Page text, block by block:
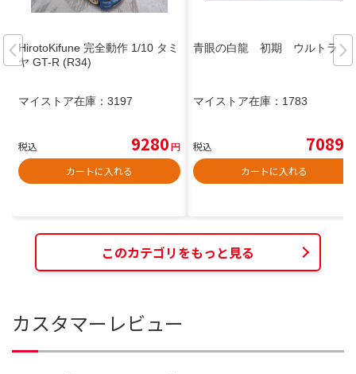
HirotoKifune 完全動作 1/10 タミ
ヤ GT-R (R34)
マイストア在庫： 3197
税込 9280円
カートに入れる
青眼の白龍 初期 ウルトラ
マイストア在庫： 1783
税込 7089
カートに入れる
このカテゴリをもっと見る
カスタマーレビュー